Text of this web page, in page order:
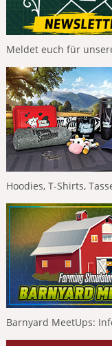
Meldet euch für
Hoodies, T-Shirts,
Barnyard MeetUps: